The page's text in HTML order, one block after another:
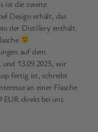
ist die zweite
Design erhält, das
der Distillery enthält.
auf dem
und 13.09.2025, wir
fertig ist, schreibt
an einer Flasche
EUR direkt bei uns